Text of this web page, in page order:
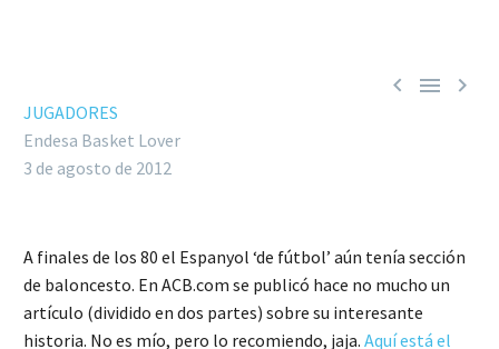
  
JUGADORES
Endesa Basket Lover
3 de agosto de 2012
A finales de los 80 el Espanyol ‘de fútbol’ aún tenía sección
de baloncesto. En ACB.com se publicó hace no mucho un
artículo (dividido en dos partes) sobre su interesante
historia. No es mío, pero lo recomiendo, jaja. Aquí está el